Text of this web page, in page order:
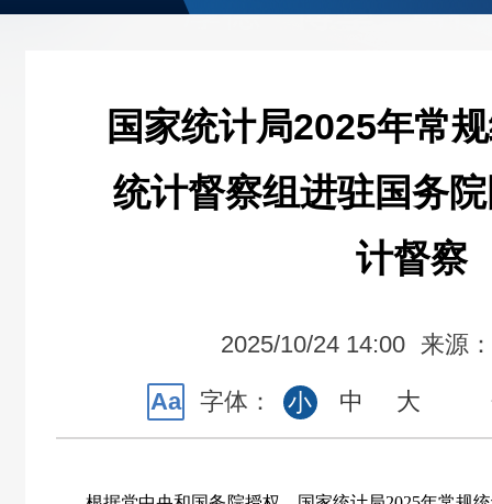
国家统计局2025年常
统计督察组进驻国务
计督察
2025/10/24 14:00 来源
Aa 字体： 小 中 大